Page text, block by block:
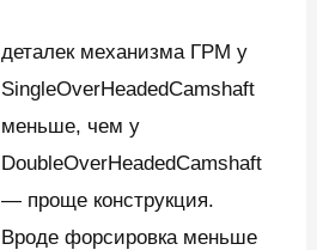
деталек механизма ГРМ у
SingleOverHeadedCamshaft
меньше, чем у
DoubleOverHeadedCamshaft
— проще конструкция.
Вроде форсировка меньше